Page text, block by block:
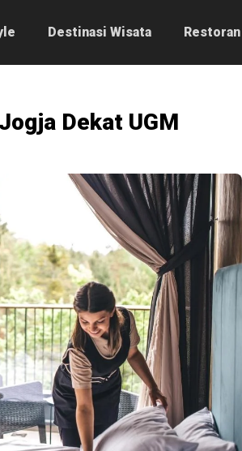
Destinasi Wisata Restoran
Dekat UGM